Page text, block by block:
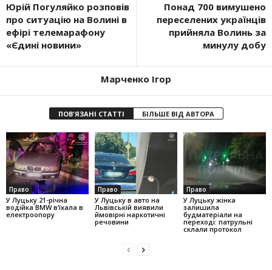
Юрій Погуляйко розповів
про ситуацію на Волині в
ефірі телемарафону
«Єдині новини»
Понад 700 вимушено
переселених українців
прийняла Волинь за
минулу добу
Марченко Ігор
ПОВ'ЯЗАНІ СТАТТІ БІЛЬШЕ ВІД АВТОРА
Право
У Луцьку 21-річна
водійка BMW в’їхала в
електроопору
Право
У Луцьку в авто на
Львівській виявили
ймовірні наркотичні
речовини
Право
У Луцьку жінка
залишила
будматеріали на
переході: патрульні
склали протокол